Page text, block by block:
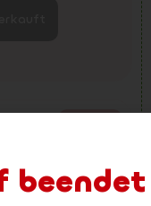
beendet